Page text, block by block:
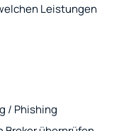
Leistungen
/ Phishing